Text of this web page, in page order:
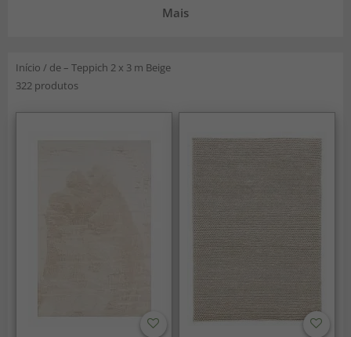
Mais
Início / de – Teppich 2 x 3 m Beige
322 produtos